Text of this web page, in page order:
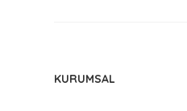
KURUMSAL